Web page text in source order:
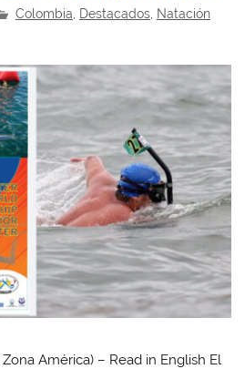
Colombia Destacados Natación
América) – Read in English El